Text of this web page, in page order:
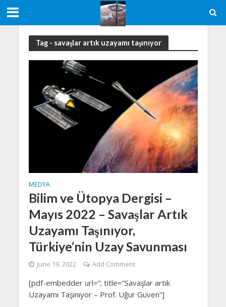
Tag - savaşlar artık uzayamı taşınıyor
MEDYA
Bilim ve Ütopya Dergisi –
Mayıs 2022 – Savaşlar Artık
Uzayamı Taşınıyor,
Türkiye’nin Uzay Savunması
June 19, 2022 Add Comment
[pdf-embedder url=”; title=”Savaşlar artık
Uzayamı Taşınıyor – Prof. Uğur Güven”]